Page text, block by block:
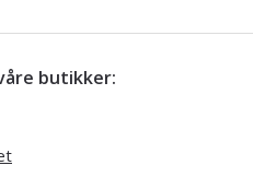
våre butikker: